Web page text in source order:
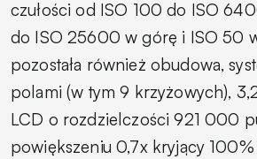
czułości od ISO 100 do ISO
do ISO 25600 w górę i ISO 50
pozostała również obudowa,
polami (w tym 9 krzyżowych),
LCD o rozdzielczości 921 000
powiększeniu 0,7x kryjący